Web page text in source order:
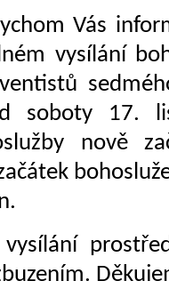
Vás
vysílání
soboty 17.
nově